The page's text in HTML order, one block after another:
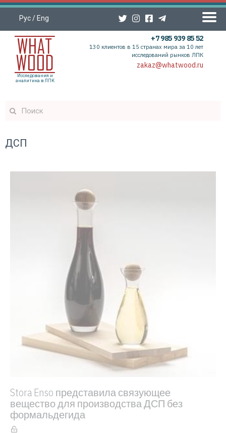
Рус/ Eng
Исследования и
аналитика в ЛПК
+7 985 939 85 52
130 клиентов в 15 странах мира за 10 лет
исследований рынков ЛПК
zakaz@whatwood.ru
ДСП
Stora Enso представила связующее
вещество для производства ДСП без
формальдегида